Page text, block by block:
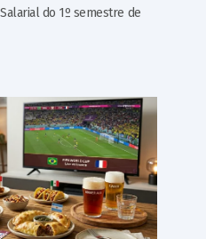
do 1º semestre de